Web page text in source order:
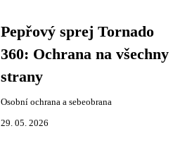
Pepřový sprej Tornado
360: Ochrana na všechny
strany
Osobní ochrana a sebeobrana
29. 05. 2026